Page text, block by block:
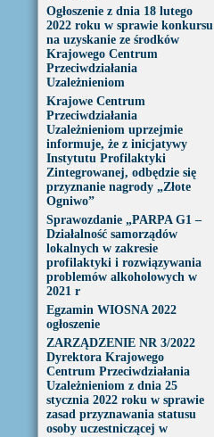
Ogłoszenie z dnia 18 lutego
2022 roku w sprawie konkursu
na uzyskanie ze środków
Krajowego Centrum
Przeciwdziałania
Uzależnieniom
Krajowe Centrum
Przeciwdziałania
Uzależnieniom uprzejmie
informuje, że z inicjatywy
Instytutu Profilaktyki
Zintegrowanej, odbędzie się
przyznanie nagrody „Złote
Ogniwo”
Sprawozdanie „PARPA G1 –
Działalność samorządów
lokalnych w zakresie
profilaktyki i rozwiązywania
problemów alkoholowych w
2021 r
Egzamin WIOSNA 2022
ogłoszenie
ZARZĄDZENIE NR 3/2022
Dyrektora Krajowego
Centrum Przeciwdziałania
Uzależnieniom z dnia 25
stycznia 2022 roku w sprawie
zasad przyznawania statusu
osoby uczestniczącej w